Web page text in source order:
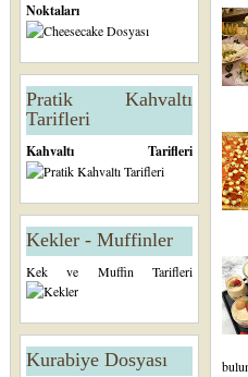
Noktaları
Pratik Kahvaltı
Tarifleri
Kahvaltı Tarifleri
Kekler - Muffinler
Kek ve Muffin Tarifleri
Kurabiye Dosyası